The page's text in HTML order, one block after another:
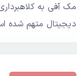
مک آفی به
دیجیتال متهم شده